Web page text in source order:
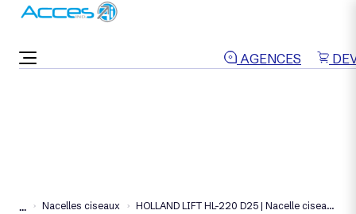
AGENCES
... Nacelles ciseaux HOLLAND LIFT HL-220 D25 | Nacelle ciseaux diesel 21m